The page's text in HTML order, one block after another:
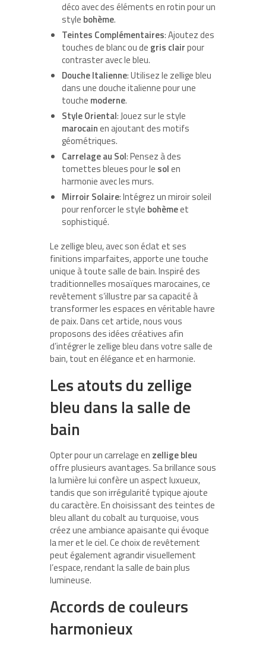
déco avec des éléments en rotin pour un
style bohème.
Teintes Complémentaires: Ajoutez des
touches de blanc ou de gris clairpour
contraster avec le bleu.
Douche Italienne: Utilisez le zellige bleu
dans une douche italienne pour une
touche moderne.
Style Oriental: Jouez sur le style
marocainen ajoutant des motifs
géométriques.
Carrelage au Sol: Pensez à des
tomettes bleues pour le solen
harmonie avec les murs.
Mirroir Solaire: Intégrez un miroir soleil
pour renforcer le style bohèmeet
sophistiqué.
Le zellige bleu, avec son éclat et ses
finitions imparfaites, apporte une touche
unique à toute salle de bain. Inspiré des
traditionnelles mosaïques marocaines, ce
revêtement s’illustre par sa capacité à
transformer les espaces en véritable havre
de paix. Dans cet article, nous vous
proposons des idées créatives afin
d’intégrer le zellige bleu dans votre salle de
bain, tout en élégance et en harmonie.
Les atouts du zellige
bleu dans la salle de
bain
Opter pour un carrelage en zellige bleu
offre plusieurs avantages. Sa brillance sous
la lumière lui confère un aspect luxueux,
tandis que son irrégularité typique ajoute
du caractère. En choisissant des teintes de
bleu allant du cobalt au turquoise, vous
créez une ambiance apaisante qui évoque
la mer et le ciel. Ce choix de revêtement
peut également agrandir visuellement
l’espace, rendant la salle de bain plus
lumineuse.
Accords de couleurs
harmonieux